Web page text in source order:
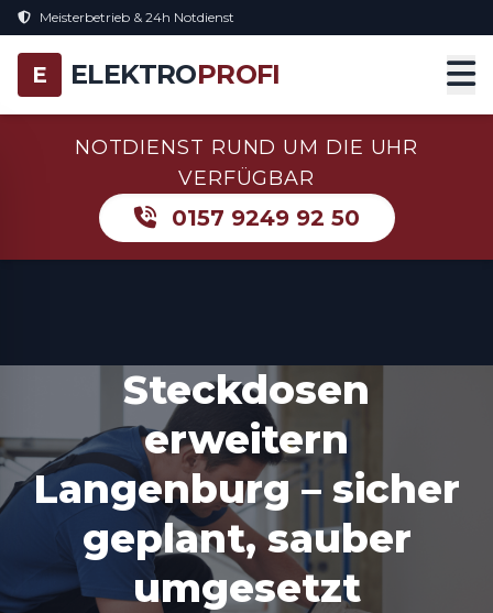
Meisterbetrieb & 24h Notdienst
E ELEKTROPROFI
NOTDIENST RUND UM DIE UHR
VERFÜGBAR
0157 9249 92 50
Steckdosen
erweitern
Langenburg – sicher
geplant, sauber
umgesetzt